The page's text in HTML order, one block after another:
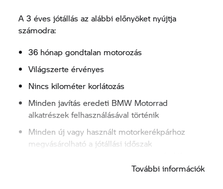
A 3 éves jótállás az alábbi előnyöket nyújtja
számodra:
36 hónap gondtalan motorozás
Világszerte érvényes
Nincs kilométer korlátozás
Minden javítás eredeti BMW Motorrad
alkatrészek felhasználásával történik
Minden új vagy használt motorkerékpárhoz
megvásárolható a jótállási időszak
Minden, a BMW jótállásban foglaltak alapján
További információk